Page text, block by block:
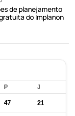
de planejamento
do Implanon